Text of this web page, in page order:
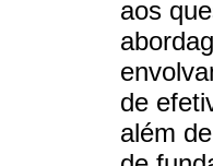
aos
de
além